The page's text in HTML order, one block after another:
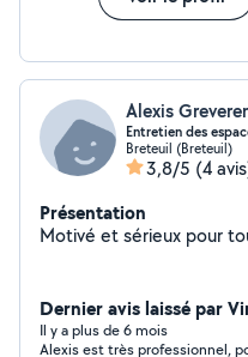
Alexis
Entretien des
Breteuil (Breteuil)
3,8/5 (4
Présentation
Motivé et sérieux pour
Dernier avis laissé par
Il y a plus de 6 mois
Alexis est très professionnel, ponctuel. A